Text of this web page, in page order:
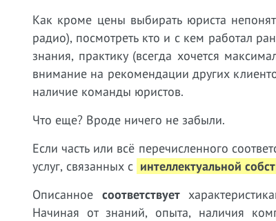
Как кроме цены выбирать юриста
радио), посмотреть кто и с кем работал
знания, практику (всегда хочется
внимание на рекомендации других
наличие команды юристов.
Что еще? Вроде ничего не забыли.
Если часть или всё перечисленного
услуг, связанных с интеллектуальной
Описанное соответствует
Начиная от знаний, опыта, наличия